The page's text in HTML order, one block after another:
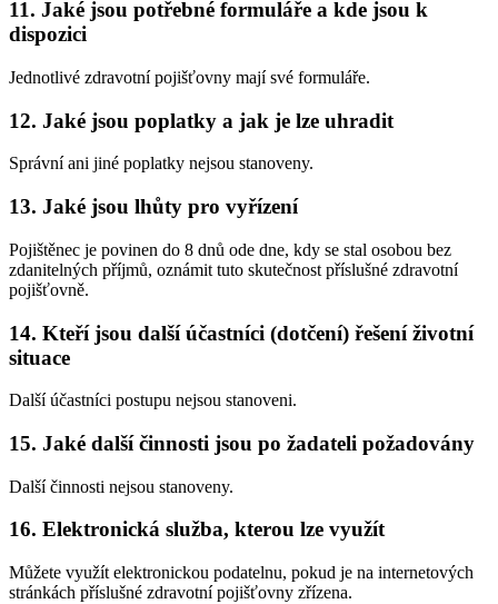
11. Jaké jsou potřebné formuláře a kde jsou k
dispozici
Jednotlivé zdravotní pojišťovny mají své formuláře.
12. Jaké jsou poplatky a jak je lze uhradit
Správní ani jiné poplatky nejsou stanoveny.
13. Jaké jsou lhůty pro vyřízení
Pojištěnec je povinen do 8 dnů ode dne, kdy se stal osobou bez
zdanitelných příjmů, oznámit tuto skutečnost příslušné zdravotní
pojišťovně.
14. Kteří jsou další účastníci (dotčení) řešení životní
situace
Další účastníci postupu nejsou stanoveni.
15. Jaké další činnosti jsou po žadateli požadovány
Další činnosti nejsou stanoveny.
16. Elektronická služba, kterou lze využít
Můžete využít elektronickou podatelnu, pokud je na internetových
stránkách příslušné zdravotní pojišťovny zřízena.